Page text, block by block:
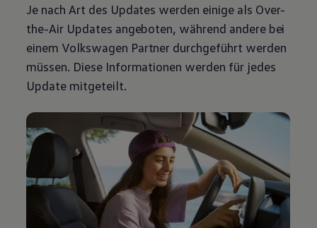
Je nach Art des Updates werden einige als Over-
the-Air Updates angeboten, während andere bei
einem Volkswagen Partner durchgeführt werden
müssen. Diese Informationen werden für jedes
Update mitgeteilt.